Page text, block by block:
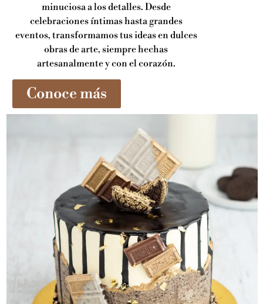
minuciosa a los detalles. Desde
celebraciones íntimas hasta grandes
eventos, transformamos tus ideas en dulces
obras de arte, siempre hechas
artesanalmente y con el corazón.
Conoce más